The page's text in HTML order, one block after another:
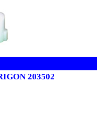
203502